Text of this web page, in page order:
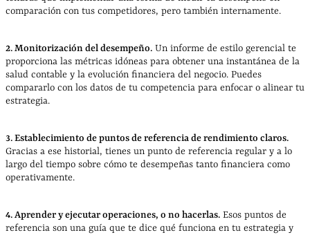
comparación con tus competidores, pero también internamente.
2. Monitorización del desempeño. Un informe de estilo gerencial te
proporciona las métricas idóneas para obtener una instantánea de la
salud contable y la evolución financiera del negocio. Puedes
compararlo con los datos de tu competencia para enfocar o alinear tu
estrategia.
3. Establecimiento de puntos de referencia de rendimiento claros.
Gracias a ese historial, tienes un punto de referencia regular y a lo
largo del tiempo sobre cómo te desempeñas tanto financiera como
operativamente.
4. Aprender y ejecutar operaciones, o no hacerlas. Esos puntos de
referencia son una guía que te dice qué funciona en tu estrategia y